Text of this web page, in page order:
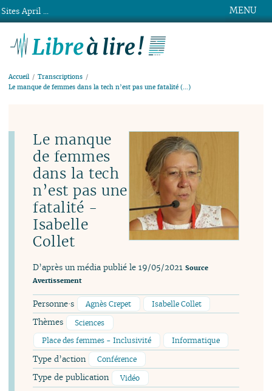
MENU
Accueil
Transcriptions
Le manque de femmes dans la tech n’est pas une fatalité (…)
Le manque
de femmes
dans la tech
n’est pas une
fatalité -
Isabelle
Collet
D’après un média publié le 19/05/2021 Source
Avertissement
Personne·s Agnès Crepet Isabelle Collet
Thèmes
Sciences
Place des femmes - Inclusivité
Informatique
Type d’action Conférence
Type de publication Vidéo
Sites April ...